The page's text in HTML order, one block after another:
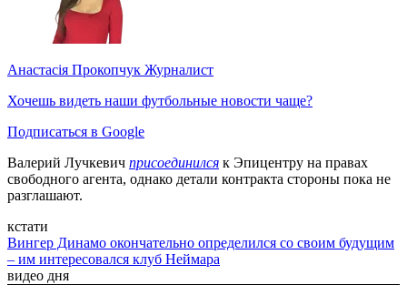
Анастасія Прокопчук Журналист
Хочешь видеть наши футбольные новости чаще?
Подписаться в Google
Валерий Лучкевич присоединился к Эпицентру на правах
свободного агента, однако детали контракта стороны пока не
разглашают.
кстати
Вингер Динамо окончательно определился со своим будущим
– им интересовался клуб Неймара
видео дня